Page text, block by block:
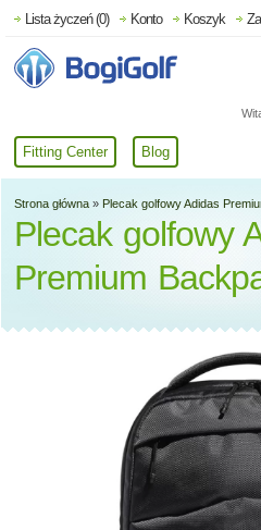
Fitting Center Blog
Lista życzeń (0) Konto Koszyk
Strona główna » Plecak golfowy Adidas
Plecak golfowy
Premium